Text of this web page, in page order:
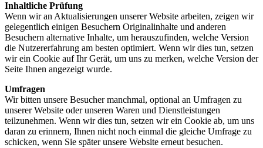
Inhaltliche Prüfung
Wenn wir an Aktualisierungen unserer Website arbeiten, zeigen wir
gelegentlich einigen Besuchern Originalinhalte und anderen
Besuchern alternative Inhalte, um herauszufinden, welche Version
die Nutzererfahrung am besten optimiert. Wenn wir dies tun, setzen
wir ein Cookie auf Ihr Gerät, um uns zu merken, welche Version der
Seite Ihnen angezeigt wurde.
Umfragen
Wir bitten unsere Besucher manchmal, optional an Umfragen zu
unserer Website oder unseren Waren und Dienstleistungen
teilzunehmen. Wenn wir dies tun, setzen wir ein Cookie ab, um uns
daran zu erinnern, Ihnen nicht noch einmal die gleiche Umfrage zu
schicken, wenn Sie später unsere Website erneut besuchen.